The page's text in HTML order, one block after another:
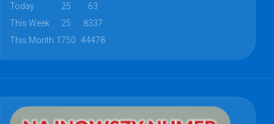
Today
25
63
This Week
25
8337
This Month 1750 44478